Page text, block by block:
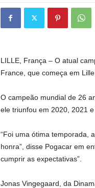
LILLE, França – O atual
France, que começa em
O campeão mundial de 26
ele triunfou em 2020, 2021 e
“Foi uma ótima temporada,
honra”, disse Pogacar em
cumprir as expectativas”.
Jonas Vingegaard, da